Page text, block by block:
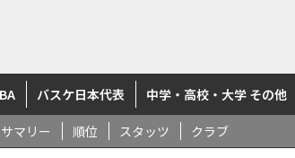
バスケ日本代表 中学・高校・大学 その他
マリー 順位 スタッツ
クラブ